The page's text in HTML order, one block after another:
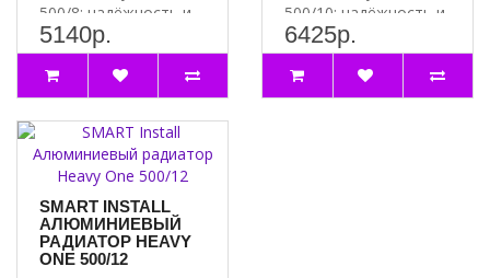
500/8: надёжность и
эффективность
Почему стоит выбра..
5140р.
500/10: надёжность и
эффективность
Почему стоит выбр..
6425р.
SMART INSTALL
АЛЮМИНИЕВЫЙ
РАДИАТОР HEAVY
ONE 500/12